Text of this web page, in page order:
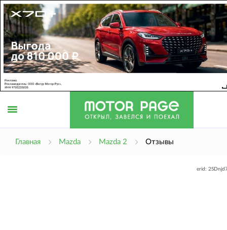
Главная Mazda Mazda 2 Отзывы
erid: